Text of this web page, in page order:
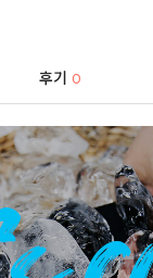
후기0